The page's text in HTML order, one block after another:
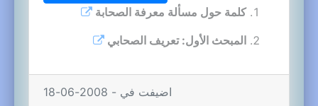
كلمة حول مسألة معرفة الصحابة
المبحث الأول: تعريف الصحابي
اضيفت في - 2008-06-18